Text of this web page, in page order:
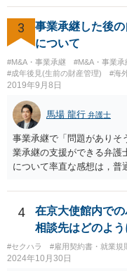
貴社は、その贈与契約の当
性が返金義務を負う場合
は見当たりません。 また
会員の個人的な理由によ
負担すべきであり、仲介業
絶することはできないと判
を示唆しており、本件でも
問題であると主張する上で
相手方代理人に対し、内容
に伝えることが重要です。
が考えられます。 成婚料
には上記の裁判例のように
性が高いと思われます。
員と女性会員との間の個
ないことを、法的根拠と
に対して: 本件は、契約の
に当初から金銭を騙し取る
3
事業承継した後
について
#M&A・事業承継 #M&A・事業承
#成年後見(生前の財産管理)
#海
2019年9月8日
馬場 龍行 弁護士
事業承継で「問題がありそ
業承継の支援ができる弁護
について率直な感想は，普
というのは無責任というほ
続税や贈与税を猶予する
算定基礎額から控除した
ることのできる特別法が
いても，株式保有割合や状
ることをお勧めします。
4
在京大使館内で
相談先はどのよ
#セクハラ #雇用契約書・就業規
2024年10月30日